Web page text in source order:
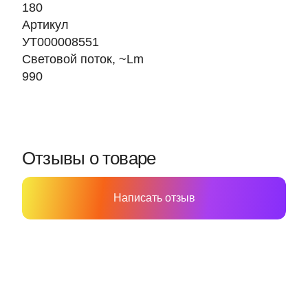
180
Артикул
УТ000008551
Световой поток, ~Lm
990
Отзывы о товаре
Написать отзыв